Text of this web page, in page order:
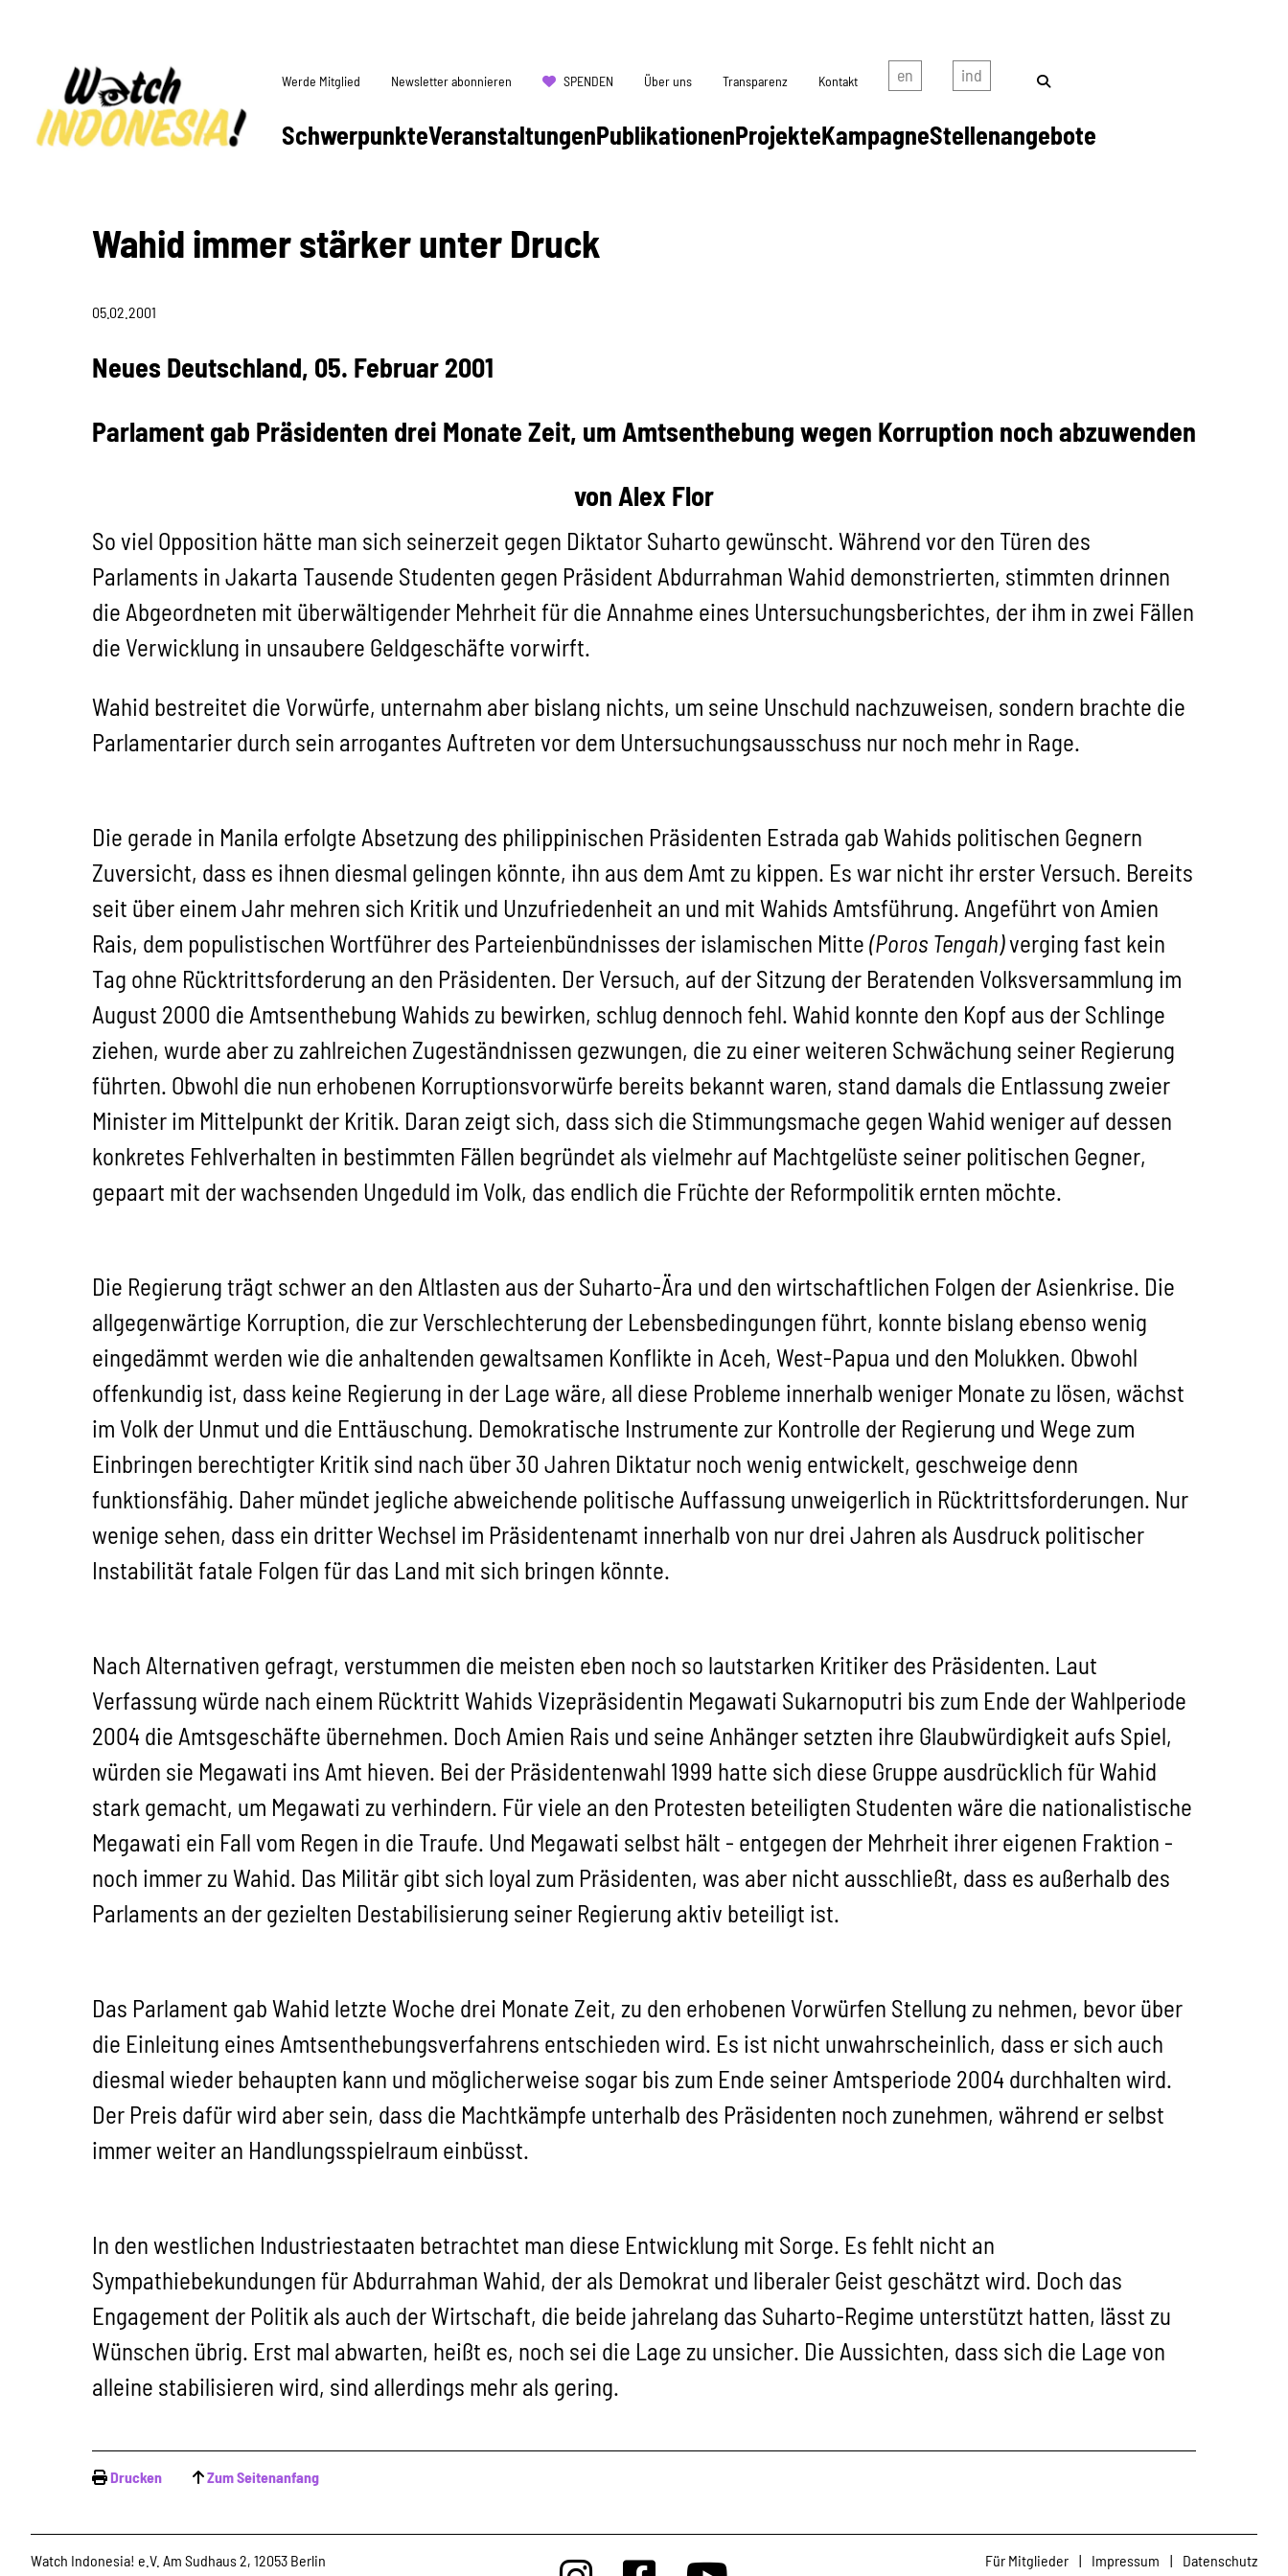
SchwerpunkteVeranstaltungenPublikationenProjekteKampagneStellenangebote
Werde Mitglied Newsletter abonnieren SPENDEN Über uns Transparenz Kontakt
Wahid immer stärker unter Druck
05.02.2001
Neues Deutschland, 05. Februar 2001
Parlament gab Präsidenten drei Monate Zeit, um Amtsenthebung wegen Korruption noch abzuwenden
von Alex Flor
So viel Opposition hätte man sich seinerzeit gegen Diktator Suharto gewünscht. Während vor den Türen des
Parlaments in Jakarta Tausende Studenten gegen Präsident Abdurrahman Wahid demonstrierten, stimmten drinnen
die Abgeordneten mit überwältigender Mehrheit für die Annahme eines Untersuchungsberichtes, der ihm in zwei Fällen
die Verwicklung in unsaubere Geldgeschäfte vorwirft.
Wahid bestreitet die Vorwürfe, unternahm aber bislang nichts, um seine Unschuld nachzuweisen, sondern brachte die
Parlamentarier durch sein arrogantes Auftreten vor dem Untersuchungsausschuss nur noch mehr in Rage.
Die gerade in Manila erfolgte Absetzung des philippinischen Präsidenten Estrada gab Wahids politischen Gegnern
Zuversicht, dass es ihnen diesmal gelingen könnte, ihn aus dem Amt zu kippen. Es war nicht ihr erster Versuch. Bereits
seit über einem Jahr mehren sich Kritik und Unzufriedenheit an und mit Wahids Amtsführung. Angeführt von Amien
Rais, dem populistischen Wortführer des Parteienbündnisses der islamischen Mitte (Poros Tengah)verging fast kein
Tag ohne Rücktrittsforderung an den Präsidenten. Der Versuch, auf der Sitzung der Beratenden Volksversammlung im
August 2000 die Amtsenthebung Wahids zu bewirken, schlug dennoch fehl. Wahid konnte den Kopf aus der Schlinge
ziehen, wurde aber zu zahlreichen Zugeständnissen gezwungen, die zu einer weiteren Schwächung seiner Regierung
führten. Obwohl die nun erhobenen Korruptionsvorwürfe bereits bekannt waren, stand damals die Entlassung zweier
Minister im Mittelpunkt der Kritik. Daran zeigt sich, dass sich die Stimmungsmache gegen Wahid weniger auf dessen
konkretes Fehlverhalten in bestimmten Fällen begründet als vielmehr auf Machtgelüste seiner politischen Gegner,
gepaart mit der wachsenden Ungeduld im Volk, das endlich die Früchte der Reformpolitik ernten möchte.
Die Regierung trägt schwer an den Altlasten aus der Suharto-Ära und den wirtschaftlichen Folgen der Asienkrise. Die
allgegenwärtige Korruption, die zur Verschlechterung der Lebensbedingungen führt, konnte bislang ebenso wenig
eingedämmt werden wie die anhaltenden gewaltsamen Konflikte in Aceh, West-Papua und den Molukken. Obwohl
offenkundig ist, dass keine Regierung in der Lage wäre, all diese Probleme innerhalb weniger Monate zu lösen, wächst
im Volk der Unmut und die Enttäuschung. Demokratische Instrumente zur Kontrolle der Regierung und Wege zum
Einbringen berechtigter Kritik sind nach über 30 Jahren Diktatur noch wenig entwickelt, geschweige denn
funktionsfähig. Daher mündet jegliche abweichende politische Auffassung unweigerlich in Rücktrittsforderungen. Nur
wenige sehen, dass ein dritter Wechsel im Präsidentenamt innerhalb von nur drei Jahren als Ausdruck politischer
Instabilität fatale Folgen für das Land mit sich bringen könnte.
Nach Alternativen gefragt, verstummen die meisten eben noch so lautstarken Kritiker des Präsidenten. Laut
Verfassung würde nach einem Rücktritt Wahids Vizepräsidentin Megawati Sukarnoputri bis zum Ende der Wahlperiode
2004 die Amtsgeschäfte übernehmen. Doch Amien Rais und seine Anhänger setzten ihre Glaubwürdigkeit aufs Spiel,
würden sie Megawati ins Amt hieven. Bei der Präsidentenwahl 1999 hatte sich diese Gruppe ausdrücklich für Wahid
stark gemacht, um Megawati zu verhindern. Für viele an den Protesten beteiligten Studenten wäre die nationalistische
Megawati ein Fall vom Regen in die Traufe. Und Megawati selbst hält - entgegen der Mehrheit ihrer eigenen Fraktion -
noch immer zu Wahid. Das Militär gibt sich loyal zum Präsidenten, was aber nicht ausschließt, dass es außerhalb des
Parlaments an der gezielten Destabilisierung seiner Regierung aktiv beteiligt ist.
Das Parlament gab Wahid letzte Woche drei Monate Zeit, zu den erhobenen Vorwürfen Stellung zu nehmen, bevor über
die Einleitung eines Amtsenthebungsverfahrens entschieden wird. Es ist nicht unwahrscheinlich, dass er sich auch
diesmal wieder behaupten kann und möglicherweise sogar bis zum Ende seiner Amtsperiode 2004 durchhalten wird.
Der Preis dafür wird aber sein, dass die Machtkämpfe unterhalb des Präsidenten noch zunehmen, während er selbst
immer weiter an Handlungsspielraum einbüsst.
In den westlichen Industriestaaten betrachtet man diese Entwicklung mit Sorge. Es fehlt nicht an
Sympathiebekundungen für Abdurrahman Wahid, der als Demokrat und liberaler Geist geschätzt wird. Doch das
Engagement der Politik als auch der Wirtschaft, die beide jahrelang das Suharto-Regime unterstützt hatten, lässt zu
Wünschen übrig. Erst mal abwarten, heißt es, noch sei die Lage zu unsicher. Die Aussichten, dass sich die Lage von
alleine stabilisieren wird, sind allerdings mehr als gering.
Drucken Zum Seitenanfang
Watch Indonesia! e.V. Am Sudhaus 2, 12053 Berlin Für Mitglieder | Impressum | Datenschutz